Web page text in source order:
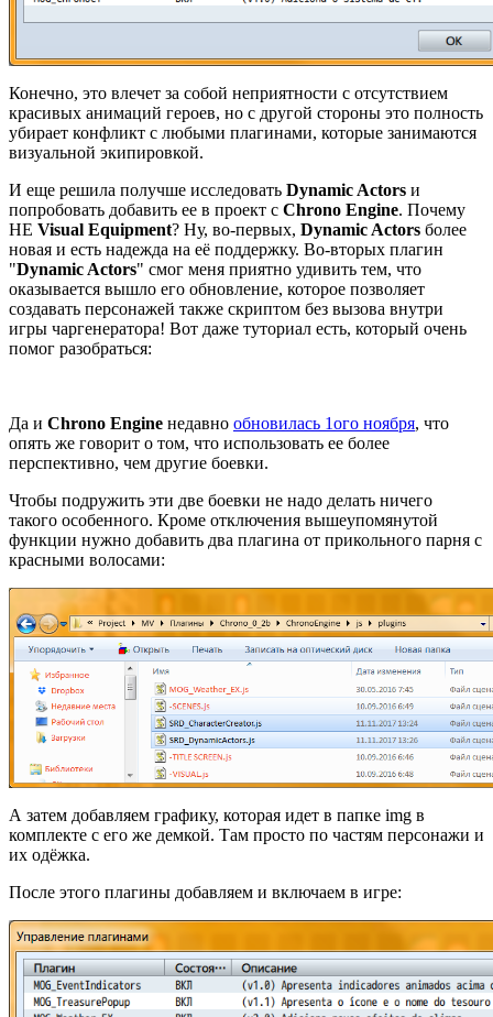
Конечно, это влечет за собой неприятности с отсутствием
красивых анимаций героев, но с другой стороны это полность
убирает конфликт с любыми плагинами, которые занимаются
визуальной экипировкой.
И еще решила получше исследовать Dynamic Actors и
попробовать добавить ее в проект с Chrono Engine. Почему
НЕ Visual Equipment? Ну, во-первых, Dynamic Actors более
новая и есть надежда на её поддержку. Во-вторых плагин
"Dynamic Actors" смог меня приятно удивить тем, что
оказывается вышло его обновление, которое позволяет
создавать персонажей также скриптом без вызова внутри
игры чаргенератора! Вот даже туториал есть, который очень
помог разобраться:
Да и Chrono Engine недавно обновилась 1ого ноября, что
опять же говорит о том, что использовать ее более
перспективно, чем другие боевки.
Чтобы подружить эти две боевки не надо делать ничего
такого особенного. Кроме отключения вышеупомянутой
функции нужно добавить два плагина от прикольного парня с
красными волосами:
А затем добавляем графику, которая идет в папке img в
комплекте с его же демкой. Там просто по частям персонажи и
их одёжка.
После этого плагины добавляем и включаем в игре: